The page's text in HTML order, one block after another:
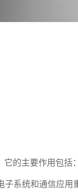
的主要作用包括：
系统和通信应